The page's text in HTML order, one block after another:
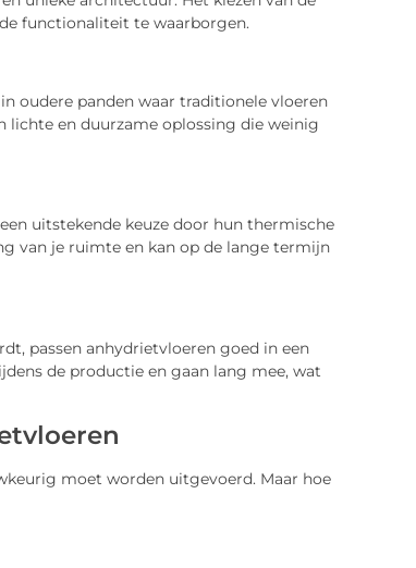
functionaliteit te waarborgen.
oudere panden waar traditionele vloeren
lichte en duurzame oplossing die weinig
uitstekende keuze door hun thermische
van je ruimte en kan op de lange termijn
passen anhydrietvloeren goed in een
de productie en gaan lang mee, wat
moet worden uitgevoerd. Maar hoe